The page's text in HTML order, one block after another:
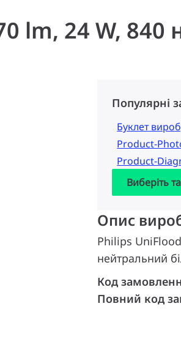
lm, 24 W, 840
Популярні
Буклет
Product-
Product-
Виберіть
Опис
Philips
нейтральний
Код
Повний код